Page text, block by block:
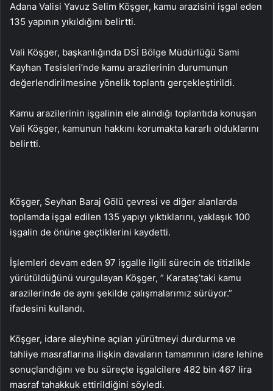
Adana Valisi Yavuz Selim Köşger, kamu arazisini işgal eden
135 yapının yıkıldığını belirtti.
Vali Köşger, başkanlığında DSİ Bölge Müdürlüğü Sami
Kayhan Tesisleri’nde kamu arazilerinin durumunun
değerlendirilmesine yönelik toplantı gerçekleştirildi.
Kamu arazilerinin işgalinin ele alındığı toplantıda konuşan
Vali Köşger, kamunun hakkını korumakta kararlı olduklarını
belirtti.
Köşger, Seyhan Baraj Gölü çevresi ve diğer alanlarda
toplamda işgal edilen 135 yapıyı yıktıklarını, yaklaşık 100
işgalin de önüne geçtiklerini kaydetti.
İşlemleri devam eden 97 işgalle ilgili sürecin de titizlikle
yürütüldüğünü vurgulayan Köşger, ” Karataş’taki kamu
arazilerinde de aynı şekilde çalışmalarımız sürüyor.”
ifadesini kullandı.
Köşger, idare aleyhine açılan yürütmeyi durdurma ve
tahliye masraflarına ilişkin davaların tamamının idare lehine
sonuçlandığını ve bu süreçte işgalcilere 482 bin 467 lira
masraf tahakkuk ettirildiğini söyledi.